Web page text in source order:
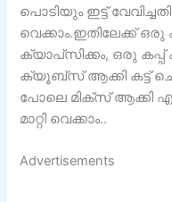
പൊടിയും ഇട്ട്
വെക്കാം.ഇതിലേക്ക്
ക്യാപ്‌സിക്കം, ഒരു കപ്പ്
ക്യൂബ്സ് ആക്കി കട്ട്
പോലെ മിക്സ്‌ ആക്കി
മാറ്റി വെക്കാം..
Advertisements